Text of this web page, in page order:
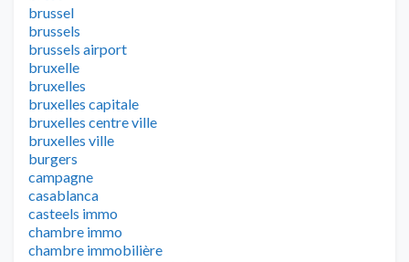
brussel
brussels
brussels airport
bruxelle
bruxelles
bruxelles capitale
bruxelles centre ville
bruxelles ville
burgers
campagne
casablanca
casteels immo
chambre immo
chambre immobilière